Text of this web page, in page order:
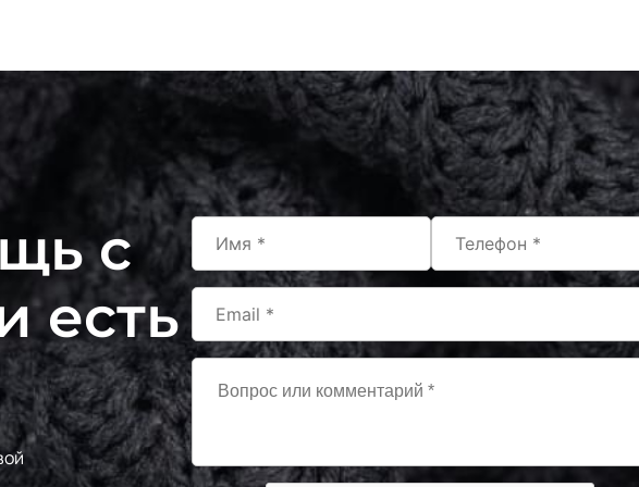
Карамель
ЗГ056
Салатный
ЗГ058
ЗГ037
Оливка
ЗГ032
ЗГ045
Бежевый
ЗГ040
Яр. Оранж
ЗГ020
Серобежевый
Св сирень
ЗГ063
с
есть